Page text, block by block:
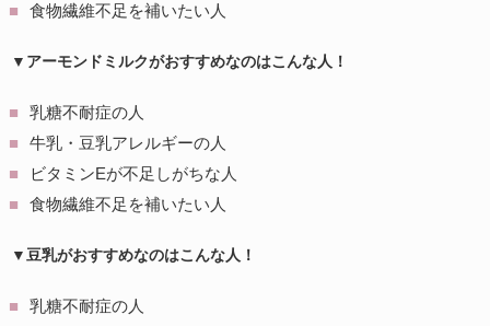
食物繊維不足を補いたい人
▼アーモンドミルクがおすすめなのはこんな人！
乳糖不耐症の人
牛乳・豆乳アレルギーの人
ビタミンEが不足しがちな人
食物繊維不足を補いたい人
▼豆乳がおすすめなのはこんな人！
乳糖不耐症の人